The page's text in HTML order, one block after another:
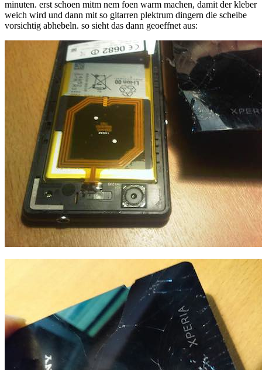
minuten. erst schoen mitm nem foen warm machen, damit der kleber
weich wird und dann mit so gitarren plektrum dingern die scheibe
vorsichtig abhebeln. so sieht das dann geoeffnet aus: